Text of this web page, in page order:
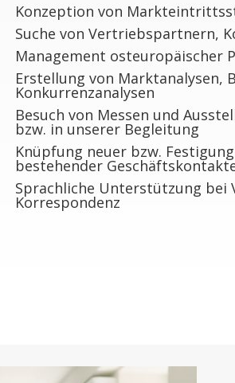
Konzeption von
Suche von Vertriebspartnern,
Management osteuropäischer
Erstellung von Marktanalysen,
Konkurrenzanalysen
Besuch von Messen und
bzw. in unserer Begleitung
Knüpfung neuer bzw.
bestehender
Sprachliche Unterstützung bei
Korrespondenz